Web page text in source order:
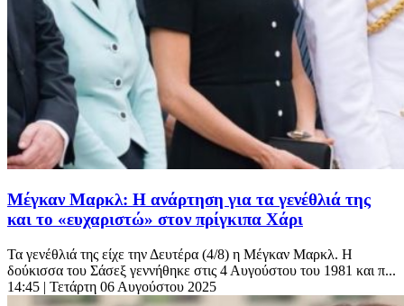
Μέγκαν Μαρκλ: Η ανάρτηση για τα γενέθλιά της
και το «ευχαριστώ» στον πρίγκιπα Χάρι
Τα γενέθλιά της είχε την Δευτέρα (4/8) η Μέγκαν Μαρκλ. Η
δούκισσα του Σάσεξ γεννήθηκε στις 4 Αυγούστου του 1981 και π...
14:45 | Τετάρτη 06 Αυγούστου 2025